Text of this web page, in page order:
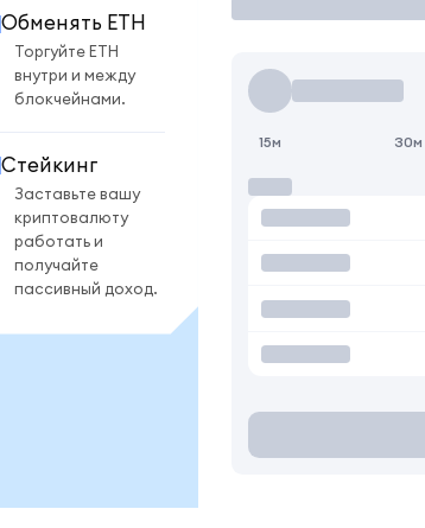
Обменять ETH
Торгуйте ETH
внутри и между
блокчейнами.
Стейкинг
Заставьте вашу
криптовалюту
работать и
получайте
пассивный доход.
15м 30м